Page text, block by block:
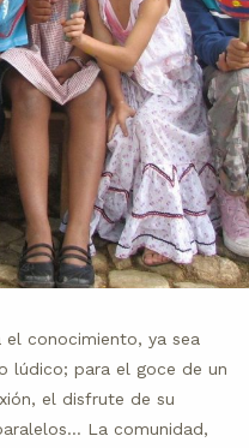
conocimiento, ya sea
lúdico; para el goce de un
el disfrute de su
La comunidad,